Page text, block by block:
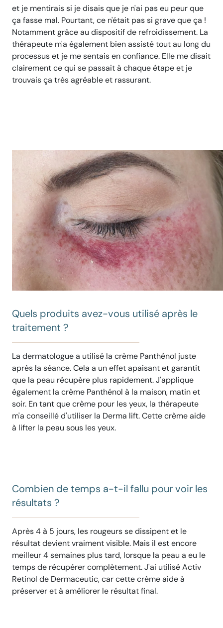
et je mentirais si je disais que je n'ai pas eu peur que
ça fasse mal. Pourtant, ce n'était pas si grave que ça !
Notamment grâce au dispositif de refroidissement. La
thérapeute m'a également bien assisté tout au long du
processus et je me sentais en confiance. Elle me disait
clairement ce qui se passait à chaque étape et je
trouvais ça très agréable et rassurant.
Quels produits avez-vous utilisé après le
traitement ?
La dermatologue a utilisé la crème Panthénol juste
après la séance. Cela a un effet apaisant et garantit
que la peau récupère plus rapidement. J'applique
également la crème Panthénol à la maison, matin et
soir. En tant que crème pour les yeux, la thérapeute
m'a conseillé d'utiliser la Derma lift. Cette crème aide
à lifter la peau sous les yeux.
Combien de temps a-t-il fallu pour voir les
résultats ?
Après 4 à 5 jours, les rougeurs se dissipent et le
résultat devient vraiment visible. Mais il est encore
meilleur 4 semaines plus tard, lorsque la peau a eu le
temps de récupérer complètement. J'ai utilisé Activ
Retinol de Dermaceutic, car cette crème aide à
préserver et à améliorer le résultat final.